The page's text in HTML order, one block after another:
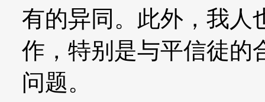
有的异同。此外，我人
作，特别是与平信徒的
问题。